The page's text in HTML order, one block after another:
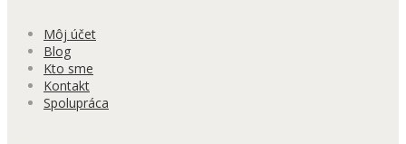
Môj účet
Blog
Kto sme
Kontakt
Spolupráca